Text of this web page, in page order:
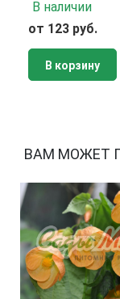
В наличии
от 123 руб.
В корзину
ВАМ МОЖЕТ